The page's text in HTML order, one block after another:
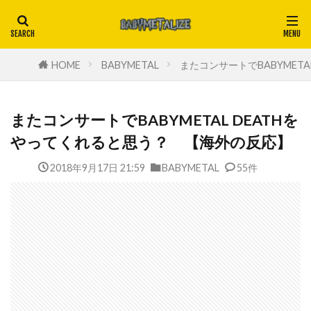
HOME BABYMETAL またコンサートで
またコンサートでBABYMETAL DEATHを
やってくれると思う？ 【海外の反応】
2018年9月17日 21:59 BABYMETAL 55件